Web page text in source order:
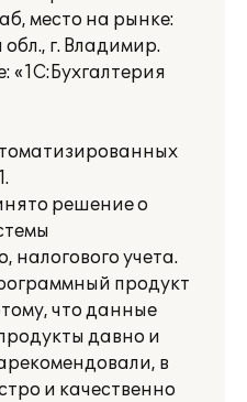
место на рынке:
г. Владимир.
«1С:Бухгалтерия
решение о
налогового учета.
продукт
что данные
давно и
в
и качественно